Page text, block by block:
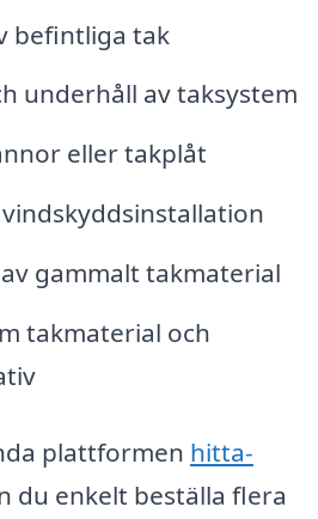
befintliga tak
underhåll av taksystem
eller takplåt
gammalt takmaterial
takmaterial och
plattformen hitta-
du enkelt beställa flera